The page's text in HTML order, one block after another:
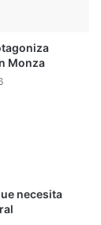
Monza
necesita